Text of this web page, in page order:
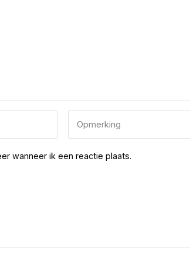
wanneer ik een reactie plaats.